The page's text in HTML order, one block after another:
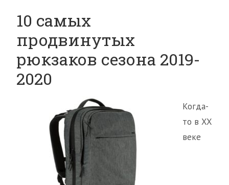
10 самых
продвинутых
рюкзаков сезона 2019-
2020
Когда-
то в XX
веке